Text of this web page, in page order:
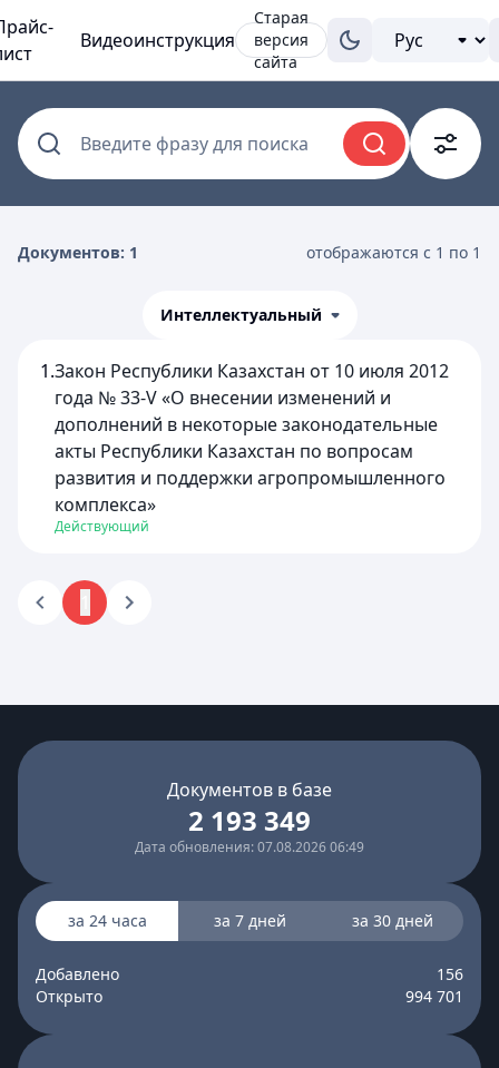
Видеоинструкция
Старая
версия
сайта
Введите фразу для поиска
Документов: 1 отображаются с 1 по 1
Интеллектуальный
1.Закон Республики Казахстан от 10 июля 2012
года № 33-V «О внесении изменений и
дополнений в некоторые законодательные
акты Республики Казахстан по вопросам
развития и поддержки агропромышленного
комплекса»
Действующий
Документов в базе
2 193 349
Дата обновления: 07.08.2026 06:49
за 24 часа за 7 дней за 30 дней
Добавлено
156
Открыто
994 701